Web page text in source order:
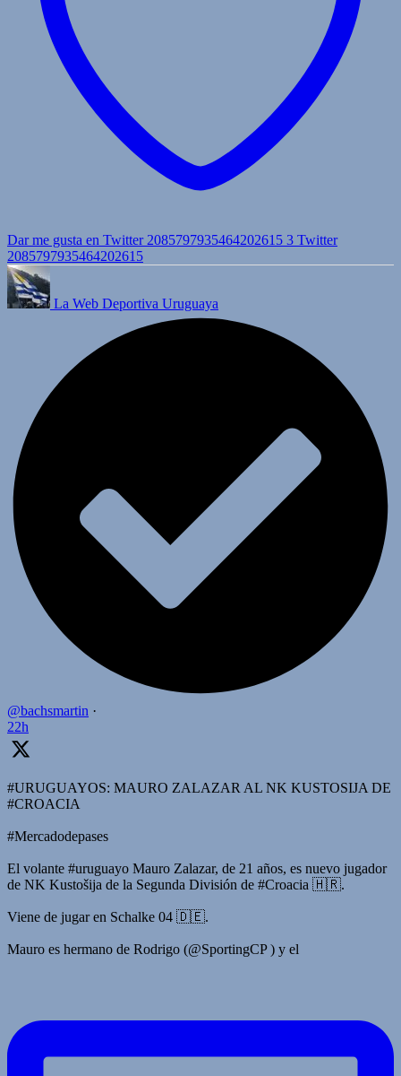
Dar me gusta en Twitter 2085797935464202615 3 Twitter
2085797935464202615
La Web Deportiva Uruguaya
@bachsmartin ·
22h
#URUGUAYOS: MAURO ZALAZAR AL NK KUSTOSIJA DE
#CROACIA
#Mercadodepases
El volante #uruguayo Mauro Zalazar, de 21 años, es nuevo jugador
de NK Kustošija de la Segunda División de #Croacia 🇭🇷.
Viene de jugar en Schalke 04 🇩🇪.
Mauro es hermano de Rodrigo (@SportingCP ) y el